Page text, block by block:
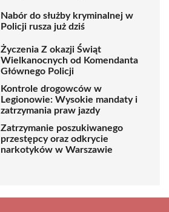
Nabór do służby kryminalnej w
Policji rusza już dziś
Życzenia Z okazji Świąt
Wielkanocnych od Komendanta
Głównego Policji
Kontrole drogowców w
Legionowie: Wysokie mandaty i
zatrzymania praw jazdy
Zatrzymanie poszukiwanego
przestępcy oraz odkrycie
narkotyków w Warszawie